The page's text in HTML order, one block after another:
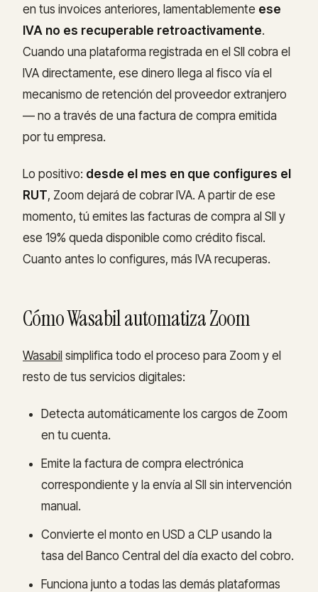
en tus invoices anteriores, lamentablemente ese
IVA no es recuperable retroactivamente.
Cuando una plataforma registrada en el SII cobra el
IVA directamente, ese dinero llega al fisco vía el
mecanismo de retención del proveedor extranjero
— no a través de una factura de compra emitida
por tu empresa.
Lo positivo: desde el mes en que configures el
RUT, Zoom dejará de cobrar IVA. A partir de ese
momento, tú emites las facturas de compra al SII y
ese 19% queda disponible como crédito fiscal.
Cuanto antes lo configures, más IVA recuperas.
Cómo Wasabil automatiza Zoom
Wasabil simplifica todo el proceso para Zoom y el
resto de tus servicios digitales:
Detecta automáticamente los cargos de Zoom
en tu cuenta.
Emite la factura de compra electrónica
correspondiente y la envía al SII sin intervención
manual.
Convierte el monto en USD a CLP usando la
tasa del Banco Central del día exacto del cobro.
Funciona junto a todas las demás plataformas